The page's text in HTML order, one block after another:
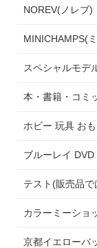
NOREV(ノレブ)
MINICHAMPS(
スペシャルモデ
本・書籍・コミ
ホビー 玩具 お
ブルーレイ DVD
テスト(販売品
カラーミーショ
京都イエローバ